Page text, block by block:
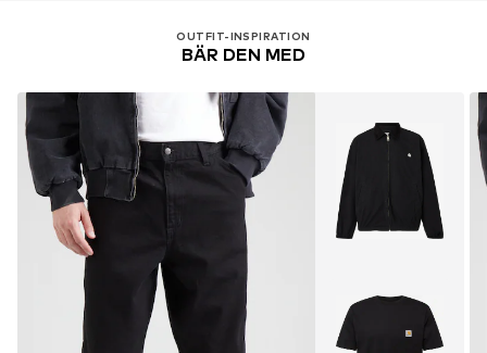
OUTFIT-INSPIRATION
BÄR DEN MED